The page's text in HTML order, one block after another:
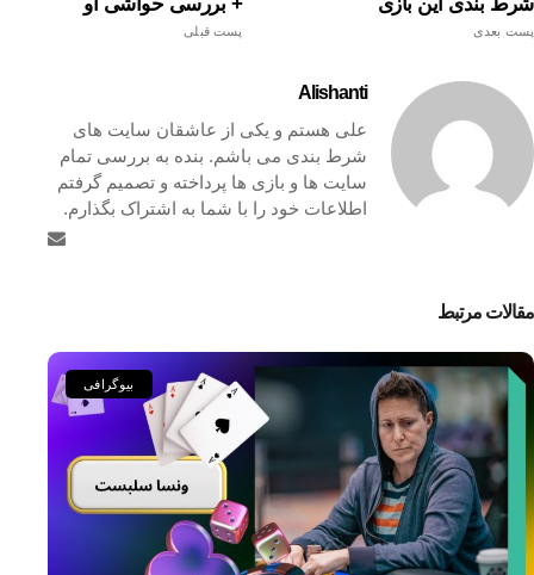
پست قبلی پست بعدی
Alishanti
علی هستم و یکی از عاشقان سایت های
شرط بندی می باشم. بنده به بررسی تمام
سایت ها و بازی ها پرداخته و تصمیم گرفتم
اطلاعات خود را با شما به اشتراک بگذارم.
مقالات مرتبط
بیوگرافی